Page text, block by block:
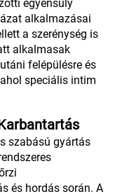
egyensúly
alkalmazásai
a szerénység is
alkalmasak
felépülésre és
speciális intim
szabású gyártás
és hordás során. A